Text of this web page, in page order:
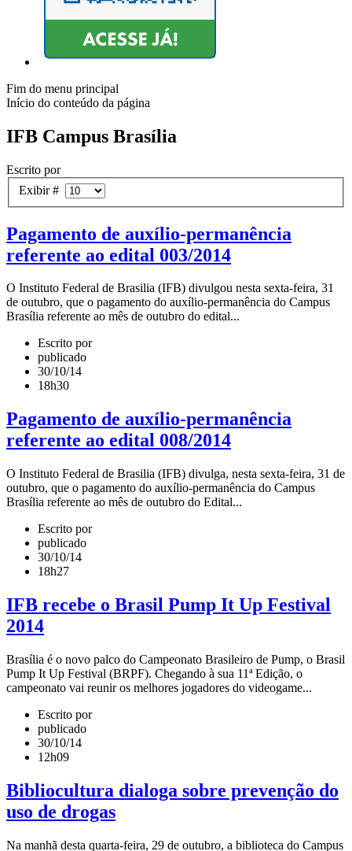
Fim do menu principal
Início do conteúdo da página
IFB Campus Brasília
Escrito por
Exibir #
Pagamento de auxílio­-permanência
referente ao edital 003/2014
O Instituto Federal de Brasilia (IFB) divulgou nesta sexta-­feira, 31
de outubro, que o pagamento do auxílio-­permanência do Campus
Brasília referente ao mês de outubro do edital...
Escrito por
publicado
30/10/14
18h30
Pagamento de auxílio­-permanência
referente ao edital 008/2014
O Instituto Federal de Brasilia (IFB) divulga, nesta sexta-­feira, 31 de
outubro, que o pagamento do auxílio-­permanência do Campus
Brasília referente ao mês de outubro do Edital...
Escrito por
publicado
30/10/14
18h27
IFB recebe o Brasil Pump It Up Festival
2014
Brasília é o novo palco do Campeonato Brasileiro de Pump, o Brasil
Pump It Up Festival (BRPF). Chegando à sua 11ª Edição, o
campeonato vai reunir os melhores jogadores do videogame...
Escrito por
publicado
30/10/14
12h09
Bibliocultura dialoga sobre prevenção do
uso de drogas
Na manhã desta quarta-feira, 29 de outubro, a biblioteca do Campus